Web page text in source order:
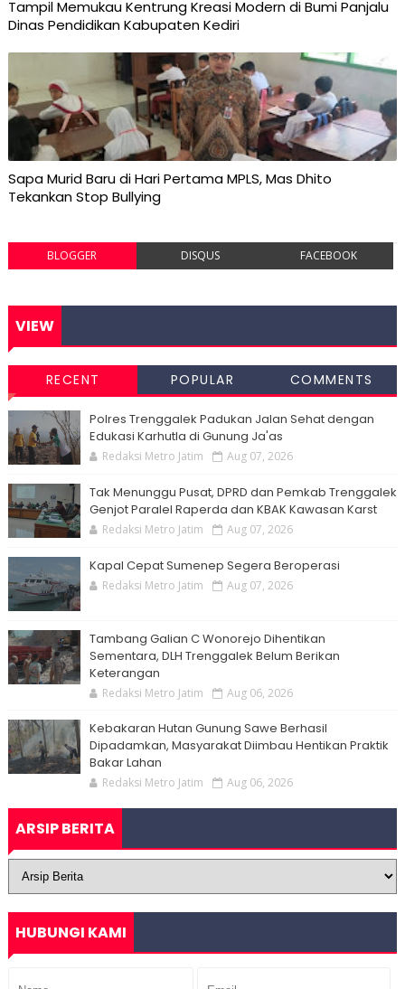
Tampil Memukau Kentrung Kreasi Modern di Bumi Panjalu
Dinas Pendidikan Kabupaten Kediri
Sapa Murid Baru di Hari Pertama MPLS, Mas Dhito
Tekankan Stop Bullying
BLOGGER DISQUS FACEBOOK
VIEW
RECENT POPULAR COMMENTS
Polres Trenggalek Padukan Jalan Sehat dengan
Edukasi Karhutla di Gunung Ja'as
Redaksi Metro Jatim Aug 07, 2026
Tak Menunggu Pusat, DPRD dan Pemkab Trenggalek
Genjot Paralel Raperda dan KBAK Kawasan Karst
Redaksi Metro Jatim Aug 07, 2026
Kapal Cepat Sumenep Segera Beroperasi
Redaksi Metro Jatim Aug 07, 2026
Tambang Galian C Wonorejo Dihentikan
Sementara, DLH Trenggalek Belum Berikan
Keterangan
Redaksi Metro Jatim Aug 06, 2026
Kebakaran Hutan Gunung Sawe Berhasil
Dipadamkan, Masyarakat Diimbau Hentikan Praktik
Bakar Lahan
Redaksi Metro Jatim Aug 06, 2026
ARSIP BERITA
HUBUNGI KAMI